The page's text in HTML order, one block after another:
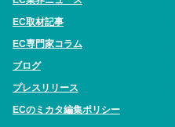
EC取材記事
EC専門家コラム
ブログ
プレスリリース
ECのミカタ編集ポリシー